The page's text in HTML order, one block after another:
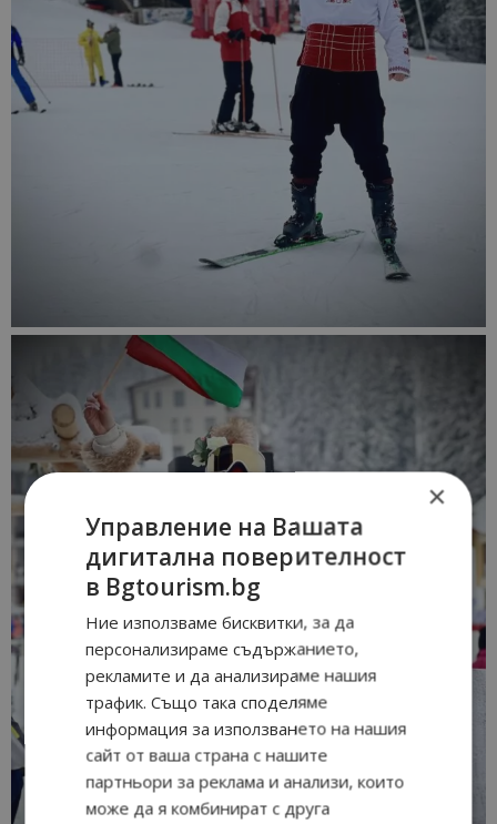
×
Управление на Вашата
дигитална поверителност
в Bgtourism.bg
Ние използваме бисквитки, за да
персонализираме съдържанието,
рекламите и да анализираме нашия
трафик. Също така споделяме
информация за използването на нашия
сайт от ваша страна с нашите
партньори за реклама и анализи, които
може да я комбинират с друга